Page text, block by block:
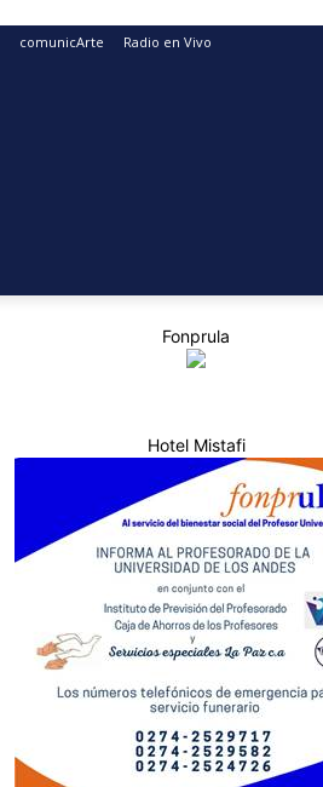
comunicArte Radio en Vivo
Fonprula
Hotel Mistafi